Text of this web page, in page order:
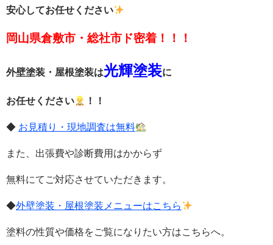
安心してお任せください
岡山県倉敷市・総社市ド密着！！！
外壁塗装・屋根塗装は光輝塗装に
お任せください ！！
◆ お見積り・現地調査は無料
また、出張費や診断費用はかからず
無料にてご対応させていただきます。
◆外壁塗装・屋根塗装メニューはこちら
塗料の性質や価格をご覧になりたい方はこちらへ。